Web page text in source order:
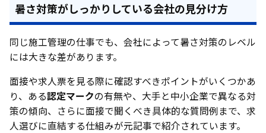
暑さ対策がしっかりしている会社の見分け方
同じ施工管理の仕事でも、会社によって暑さ対策のレベル
には大きな差があります。
面接や求人票を見る際に確認すべきポイントがいくつかあ
り、ある認定マークの有無や、大手と中小企業で異なる対
策の傾向、さらに面接で聞くべき具体的な質問例まで、求
人選びに直結する仕組みが元記事で紹介されています。